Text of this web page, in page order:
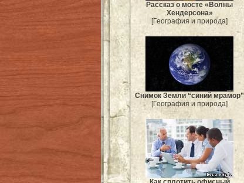
Рассказ о мосте «Волны
Хендерсона»
[География и природа]
Снимок Земли “синий мрамор”
[География и природа]